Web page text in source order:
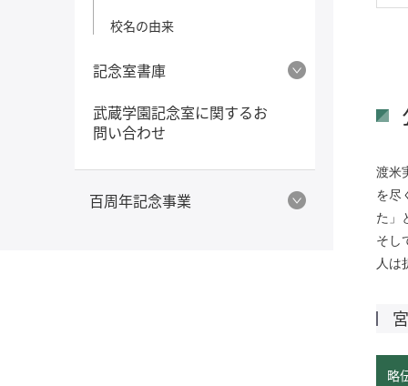
渡米
を尽
た」
そし
人は
略
校名の由来
記念室書庫
武蔵学園記念室に関するお
問い合わせ
百周年記念事業